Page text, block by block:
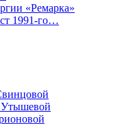
«Ремарка»
1991-го…
Утышевой